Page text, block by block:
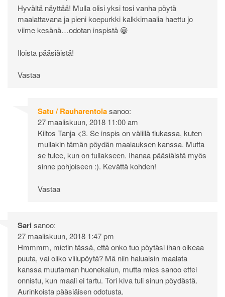
Hyvältä näyttää! Mulla olisi yksi tosi vanha pöytä
maalattavana ja pieni koepurkki kalkkimaalia haettu jo
viime kesänä…odotan inspistä 😀
Iloista pääsiäistä!
Vastaa
Satu / Rauharentolasanoo:
27 maaliskuun, 2018 11:00 am
Kiitos Tanja <3. Se inspis on välillä tiukassa, kuten
mullakin tämän pöydän maalauksen kanssa. Mutta
se tulee, kun on tullakseen. Ihanaa pääsiäistä myös
sinne pohjoiseen :). Kevättä kohden!
Vastaa
Sari sanoo:
27 maaliskuun, 2018 1:47 pm
Hmmmm, mietin tässä, että onko tuo pöytäsi ihan oikeaa
puuta, vai oliko viilupöytä? Mä niin haluaisin maalata
kanssa muutaman huonekalun, mutta mies sanoo ettei
onnistu, kun maali ei tartu. Tori kiva tuli sinun pöydästä.
Aurinkoista pääsiäisen odotusta.